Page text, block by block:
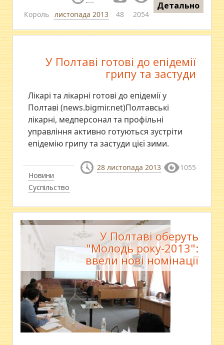
Король
листопада 2013
48 2054
Детально
Новини
Суспільство
У Полтаві готові до епідемії
грипу та застуди
Лікарі та лікарні готові до епідемії у
Полтаві (news.bigmir.net)Полтавські
лікарні, медперсонал та профільні
управління активно готуються зустріти
епідемію грипу та застуди цієї зими.
28 листопада 2013 1055
У Полтаві оберуть
"Молодь року-2013":
ввели нові номінації